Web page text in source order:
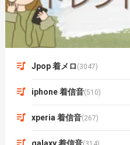
Jpop 着メロ (3047)
iphone 着信音(510)
xperia 着信音(267)